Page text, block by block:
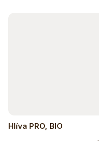
Hlíva PRO, BIO